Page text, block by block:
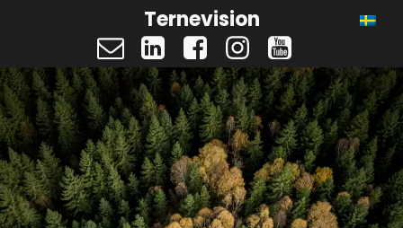
Ternevision